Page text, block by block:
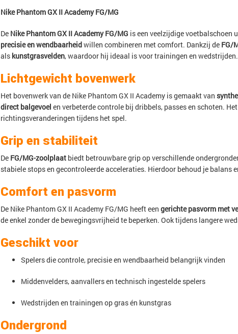
Nike Phantom GX II Academy FG/MG
De Nike Phantom GX II Academy FG/MG is een veelzijdige voetbalschoen
precisie en wendbaarheidwillen combineren met comfort. Dankzij de FG/
als kunstgrasvelden, waardoor hij ideaal is voor trainingen en wedstrijden.
Lichtgewicht bovenwerk
Het bovenwerk van de Nike Phantom GX II Academy is gemaakt van
direct balgevoel en verbeterde controle bij dribbels, passes en schoten.
richtingsveranderingen tijdens het spel.
Grip en stabiliteit
De FG/MG-zoolplaat biedt betrouwbare grip op verschillende
stabiele stops en gecontroleerde acceleraties. Hierdoor behoud je balans
Comfort en pasvorm
De Nike Phantom GX II Academy FG/MG heeft een gerichte pasvorm met
de enkel zonder de bewegingsvrijheid te beperken. Ook tijdens langere
Geschikt voor
Spelers die controle, precisie en wendbaarheid belangrijk vinden
Middenvelders, aanvallers en technisch ingestelde spelers
Wedstrijden en trainingen op gras én kunstgras
Ondergrond